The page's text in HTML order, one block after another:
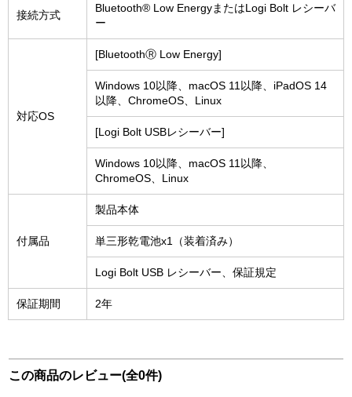
接続方式
Bluetooth® Low EnergyまたはLogi Bolt レシーバ
ー
対応OS
[BluetoothⓇ Low Energy]
Windows 10以降、macOS 11以降、iPadOS 14
以降、ChromeOS、Linux
[Logi Bolt USBレシーバー]
Windows 10以降、macOS 11以降、
ChromeOS、Linux
付属品
製品本体
単三形乾電池x1（装着済み）
Logi Bolt USB レシーバー、保証規定
保証期間 2年
この商品のレビュー(全0件)